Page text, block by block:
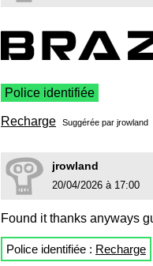
Police identifiée
Recharge Suggérée par jrowland
jrowland
20/04/2026 à 17:00
Found it thanks anyways
Police identifiée : Recharge